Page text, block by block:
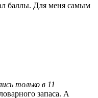
баллы. Для меня самым
только в 11
запаса. А